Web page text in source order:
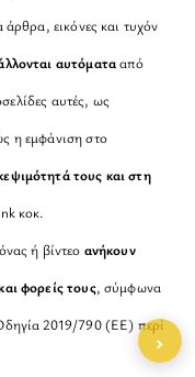
εικόνες και τυχόν
αυτόματααπό
αυτές, ως
η εμφάνιση στο
τους και στη
κοκ.
ή βίντεο ανήκουν
φορείς τους, σύμφωνα
2019/790 (ΕΕ) περί
›